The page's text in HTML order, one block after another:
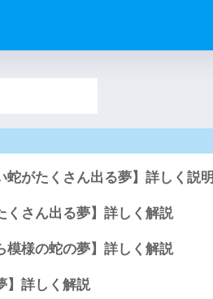
蛇がたくさん出る夢】詳しく説明
くさん出る夢】詳しく解説
模様の蛇の夢】詳しく解説
】詳しく解説